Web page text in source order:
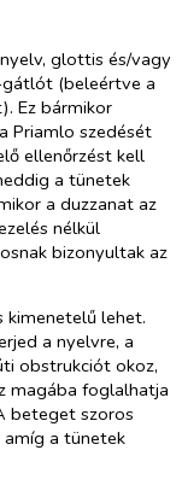
glottis és/vagy
(beleértve a
Ez bármikor
Priamlo szedését
ellenőrzést kell
a tünetek
a duzzanat az
nélkül
bizonyultak az
lehet.
a nyelvre, a
obstrukciót okoz,
magába foglalhatja
beteget szoros
a tünetek